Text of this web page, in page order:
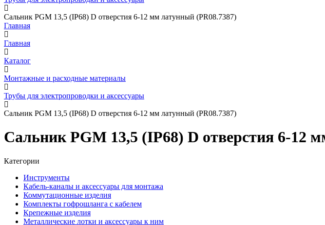
Сальник PGM 13,5 (IP68) D отверстия 6-12 мм латунный (PR08.7387)
Главная
Главная
Каталог
Монтажные и расходные материалы
Трубы для электропроводки и аксессуары
Сальник PGM 13,5 (IP68) D отверстия 6-12 мм латунный (PR08.7387)
Сальник PGM 13,5 (IP68) D отверстия 6-12
Категории
Инструменты
Кабель-каналы и аксессуары для монтажа
Коммутационные изделия
Комплекты гофрошланга с кабелем
Крепежные изделия
Металлические лотки и аксессуары к ним